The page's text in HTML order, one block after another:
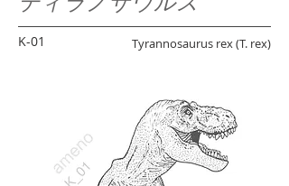
K-01 Tyrannosaurus rex (T. rex)